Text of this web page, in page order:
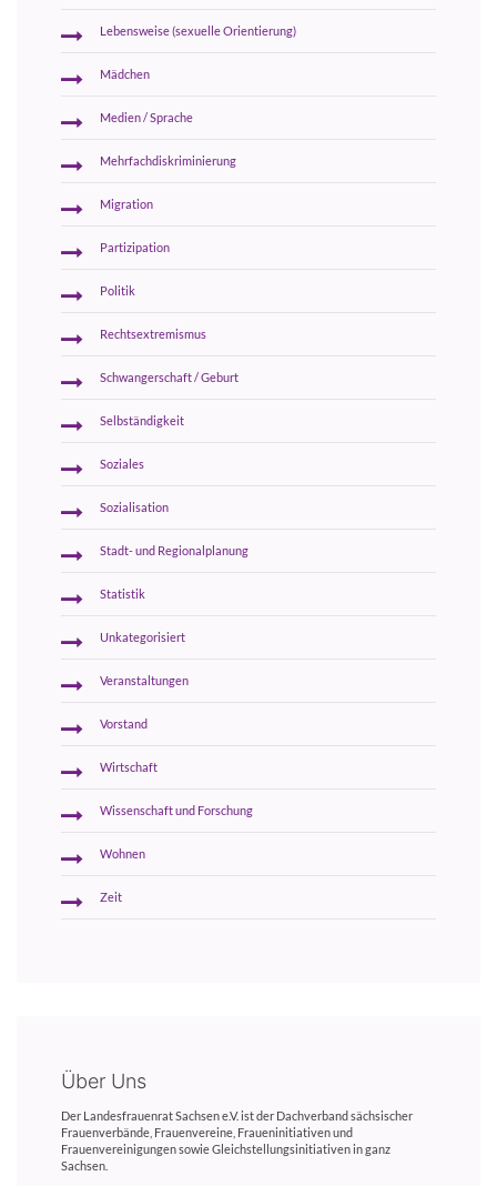
Lebensweise (sexuelle Orientierung)
Mädchen
Medien / Sprache
Mehrfachdiskriminierung
Migration
Partizipation
Politik
Rechtsextremismus
Schwangerschaft / Geburt
Selbständigkeit
Soziales
Sozialisation
Stadt- und Regionalplanung
Statistik
Unkategorisiert
Veranstaltungen
Vorstand
Wirtschaft
Wissenschaft und Forschung
Wohnen
Zeit
Über Uns
Der Landesfrauenrat Sachsen e.V. ist der Dachverband sächsischer
Frauenverbände, Frauenvereine, Fraueninitiativen und
Frauenvereinigungen sowie Gleichstellungsinitiativen in ganz
Sachsen.